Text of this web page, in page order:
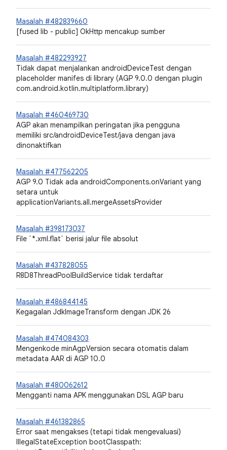
Masalah #482839660
[fused lib - public] OkHttp mencakup sumber
Masalah #482293927
Tidak dapat menjalankan androidDeviceTest dengan
placeholder manifes di library (AGP 9.0.0 dengan plugin
com.android.kotlin.multiplatform.library)
Masalah #460469730
AGP akan menampilkan peringatan jika pengguna
memiliki src/androidDeviceTest/java dengan java
dinonaktifkan
Masalah #477562205
AGP 9.0 Tidak ada androidComponents.onVariant yang
setara untuk
applicationVariants.all.mergeAssetsProvider
Masalah #398173037
File `*.xml.flat` berisi jalur file absolut
Masalah #437828055
R8D8ThreadPoolBuildService tidak terdaftar
Masalah #486844145
Kegagalan JdkImageTransform dengan JDK 26
Masalah #474084303
Mengenkode minAgpVersion secara otomatis dalam
metadata AAR di AGP 10.0
Masalah #480062612
Mengganti nama APK menggunakan DSL AGP baru
Masalah #461382865
Error saat mengakses (tetapi tidak mengevaluasi)
IllegalStateException bootClasspath: